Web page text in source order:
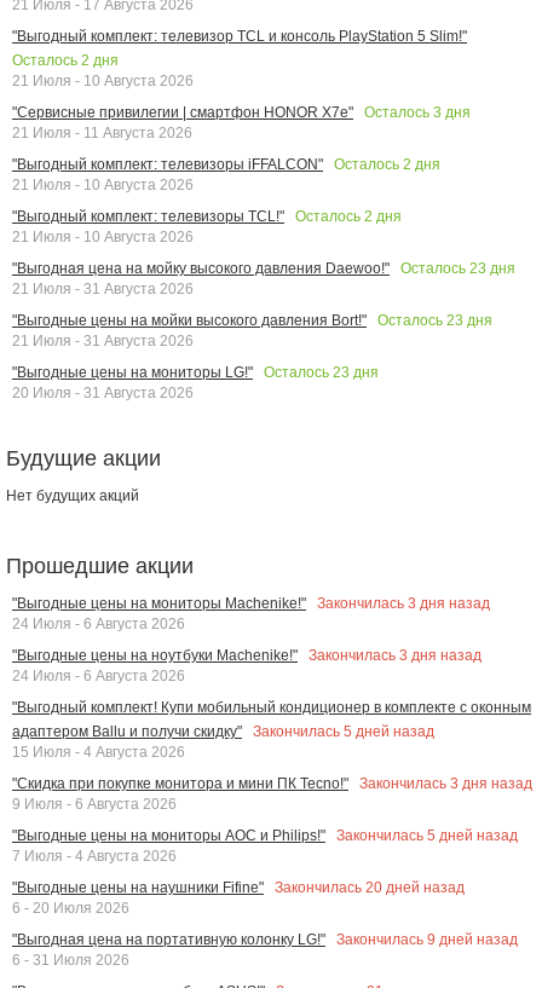
21 Июля - 17 Августа 2026
"Выгодный комплект: телевизор TCL и консоль PlayStation 5 Slim!"
Осталось 2 дня
21 Июля - 10 Августа 2026
"Сервисные привилегии | смартфон HONOR X7e"
Осталось 3 дня
21 Июля - 11 Августа 2026
"Выгодный комплект: телевизоры iFFALCON"
Осталось 2 дня
21 Июля - 10 Августа 2026
"Выгодный комплект: телевизоры TCL!"
Осталось 2 дня
21 Июля - 10 Августа 2026
"Выгодная цена на мойку высокого давления Daewoo!"
Осталось 23 дня
21 Июля - 31 Августа 2026
"Выгодные цены на мойки высокого давления Bort!"
Осталось 23 дня
21 Июля - 31 Августа 2026
"Выгодные цены на мониторы LG!"
Осталось 23 дня
20 Июля - 31 Августа 2026
Будущие акции
Нет будущих акций
Прошедшие акции
"Выгодные цены на мониторы Machenike!" Закончилась 3 дня назад
24 Июля - 6 Августа 2026
"Выгодные цены на ноутбуки Machenike!"
Закончилась 3 дня назад
24 Июля - 6 Августа 2026
"Выгодный комплект! Купи мобильный кондиционер в комплекте с оконным
адаптером Ballu и получи скидку"
Закончилась 5 дней назад
15 Июля - 4 Августа 2026
"Скидка при покупке монитора и мини ПК Tecno!"
Закончилась 3 дня назад
9 Июля - 6 Августа 2026
"Выгодные цены на мониторы AOC и Philips!"
Закончилась 5 дней назад
7 Июля - 4 Августа 2026
"Выгодные цены на наушники Fifine"
Закончилась 20 дней назад
6 - 20 Июля 2026
"Выгодная цена на портативную колонку LG!"
Закончилась 9 дней назад
6 - 31 Июля 2026